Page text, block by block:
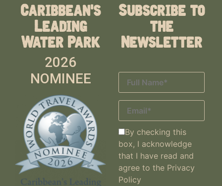
Caribbean's
Leading
Water Park
2026
NOMINEE
Subscribe to
the
Newsletter
By checking this
box, I acknowledge
that I have read and
agree to the Privacy
Policy